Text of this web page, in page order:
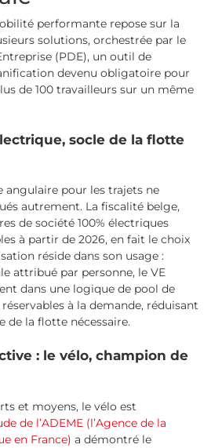
performante repose sur la
solutions, orchestrée par le
(PDE), un outil de
devenu obligatoire pour
de 100 travailleurs sur un même
socle de la flotte
angulaire pour les trajets ne
autrement. La fiscalité belge,
de société 100% électriques
à partir de 2026, en fait le choix
réside dans son usage :
attribué par personne, le VE
dans une logique de pool de
à la demande, réduisant
de la flotte nécessaire.
: le vélo, champion de
et moyens, le vélo est
de l’ADEME (l’Agence de la
en France) a démontré le